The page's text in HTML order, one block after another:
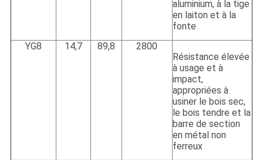
aluminium, à la tige
en laiton et à la
fonte
YG8
14,7 89,8
2800
Résistance élevée
à usage et à
impact,
appropriées à
usiner le bois sec,
le bois tendre et la
barre de section
en métal non
ferreux